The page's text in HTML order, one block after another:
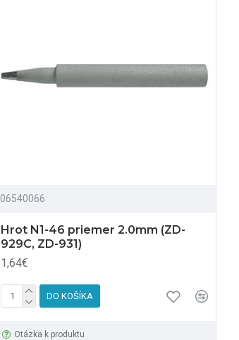
06540066
Hrot N1-46 priemer 2.0mm (ZD-
929C, ZD-931)
1,64€
DO KOŠÍKA
Otázka k produktu